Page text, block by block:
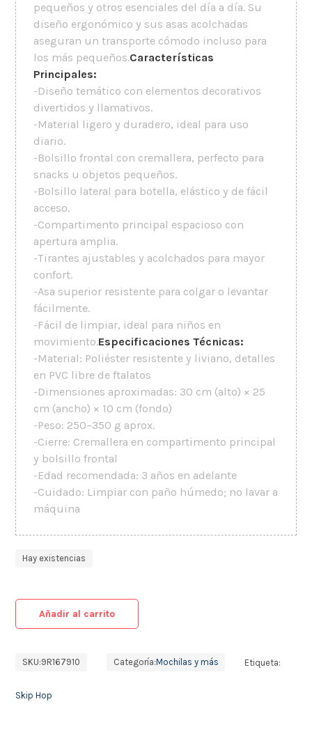
pequeños y otros esenciales del día a día. Su
diseño ergonómico y sus asas acolchadas
aseguran un transporte cómodo incluso para
los más pequeños.Características
Principales:
-Diseño temático con elementos decorativos
divertidos y llamativos.
-Material ligero y duradero, ideal para uso
diario.
-Bolsillo frontal con cremallera, perfecto para
snacks u objetos pequeños.
-Bolsillo lateral para botella, elástico y de fácil
acceso.
-Compartimento principal espacioso con
apertura amplia.
-Tirantes ajustables y acolchados para mayor
confort.
-Asa superior resistente para colgar o levantar
fácilmente.
-Fácil de limpiar, ideal para niños en
movimiento.Especificaciones Técnicas:
-Material: Poliéster resistente y liviano, detalles
en PVC libre de ftalatos
-Dimensiones aproximadas: 30 cm (alto) × 25
cm (ancho) × 10 cm (fondo)
-Peso: 250–350 g aprox.
-Cierre: Cremallera en compartimento principal
y bolsillo frontal
-Edad recomendada: 3 años en adelante
-Cuidado: Limpiar con paño húmedo; no lavar a
máquina
Hay existencias
Añadir al carrito
SKU:9R167910 Categoría:Mochilas y más Etiqueta:
Skip Hop